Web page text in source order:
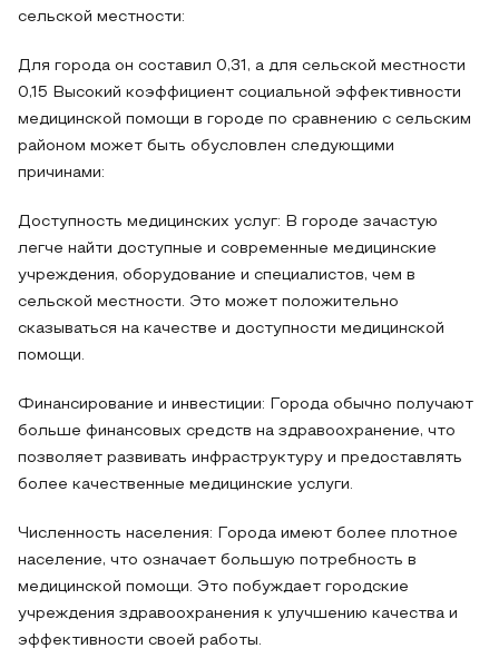
сельской местности:
Для города он составил 0,31, а для сельской местности
0,15 Высокий коэффициент социальной эффективности
медицинской помощи в городе по сравнению с сельским
районом может быть обусловлен следующими
причинами:
Доступность медицинских услуг: В городе зачастую
легче найти доступные и современные медицинские
учреждения, оборудование и специалистов, чем в
сельской местности. Это может положительно
сказываться на качестве и доступности медицинской
помощи.
Финансирование и инвестиции: Города обычно получают
больше финансовых средств на здравоохранение, что
позволяет развивать инфраструктуру и предоставлять
более качественные медицинские услуги.
Численность населения: Города имеют более плотное
население, что означает большую потребность в
медицинской помощи. Это побуждает городские
учреждения здравоохранения к улучшению качества и
эффективности своей работы.